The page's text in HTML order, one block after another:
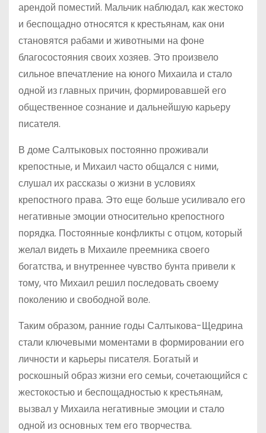
арендой поместий. Мальчик наблюдал, как жестоко
и беспощадно относятся к крестьянам, как они
становятся рабами и животными на фоне
благосостояния своих хозяев. Это произвело
сильное впечатление на юного Михаила и стало
одной из главных причин, формировавшей его
общественное сознание и дальнейшую карьеру
писателя.
В доме Салтыковых постоянно проживали
крепостные, и Михаил часто общался с ними,
слушал их рассказы о жизни в условиях
крепостного права. Это еще больше усиливало его
негативные эмоции относительно крепостного
порядка. Постоянные конфликты с отцом, который
желал видеть в Михаиле преемника своего
богатства, и внутреннее чувство бунта привели к
тому, что Михаил решил последовать своему
поколению и свободной воле.
Таким образом, ранние годы Салтыкова-Щедрина
стали ключевыми моментами в формировании его
личности и карьеры писателя. Богатый и
роскошный образ жизни его семьи, сочетающийся с
жестокостью и беспощадностью к крестьянам,
вызвал у Михаила негативные эмоции и стало
одной из основных тем его творчества.